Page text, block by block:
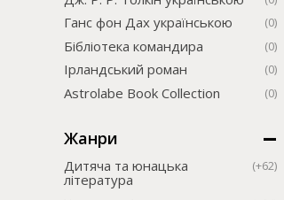
Ганс фон Дах українською (0)
Бібліотека командира (0)
Ірландський роман (0)
Astrolabe Book Collection (0)
Жанри
Дитяча та юнацька
література
(+62)